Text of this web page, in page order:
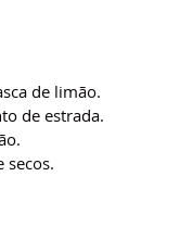
de limão.
de estrada.
secos.